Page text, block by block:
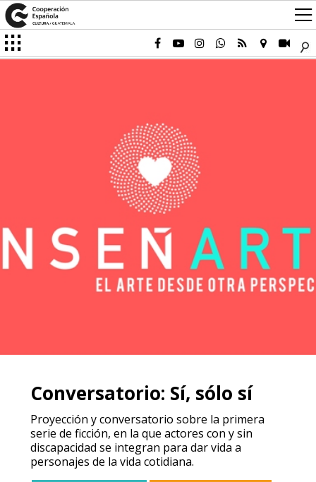
Conversatorio: Sí, sólo sí
Proyección y conversatorio sobre la primera
serie de ficción, en la que actores con y sin
discapacidad se integran para dar vida a
personajes de la vida cotidiana.